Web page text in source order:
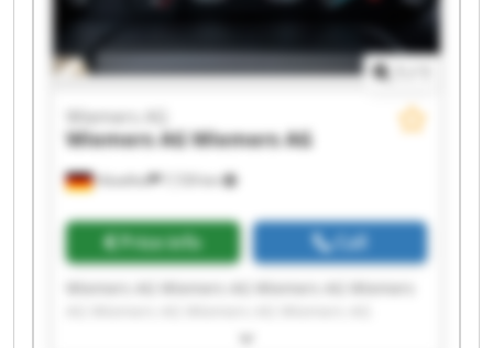
Hövelhof 7,729 km
Wiemers AG
Wiemers AGWiemers AG
Price info Call
Wiemers AG Wiemers AG Wiemers AG Wiemers
Wiemers AG Wiemers AG Wiemers AG Wiemers